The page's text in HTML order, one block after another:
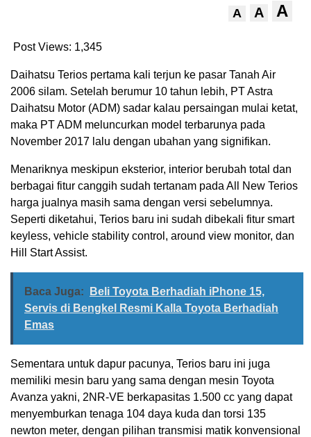
A A A
Post Views: 1,345
Daihatsu Terios pertama kali terjun ke pasar Tanah Air
2006 silam. Setelah berumur 10 tahun lebih, PT Astra
Daihatsu Motor (ADM) sadar kalau persaingan mulai ketat,
maka PT ADM meluncurkan model terbarunya pada
November 2017 lalu dengan ubahan yang signifikan.
Menariknya meskipun eksterior, interior berubah total dan
berbagai fitur canggih sudah tertanam pada All New Terios
harga jualnya masih sama dengan versi sebelumnya.
Seperti diketahui, Terios baru ini sudah dibekali fitur smart
keyless, vehicle stability control, around view monitor, dan
Hill Start Assist.
Baca Juga:
Beli Toyota Berhadiah iPhone 15,
Servis di Bengkel Resmi Kalla Toyota Berhadiah
Emas
Sementara untuk dapur pacunya, Terios baru ini juga
memiliki mesin baru yang sama dengan mesin Toyota
Avanza yakni, 2NR-VE berkapasitas 1.500 cc yang dapat
menyemburkan tenaga 104 daya kuda dan torsi 135
newton meter, dengan pilihan transmisi matik konvensional